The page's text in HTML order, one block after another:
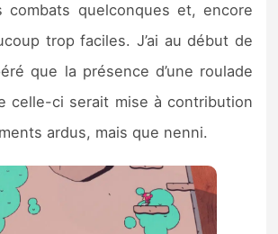
combats quelconques et, encore
trop faciles. J’ai au début de
que la présence d’une roulade
celle-ci serait mise à contribution
ardus, mais que nenni.